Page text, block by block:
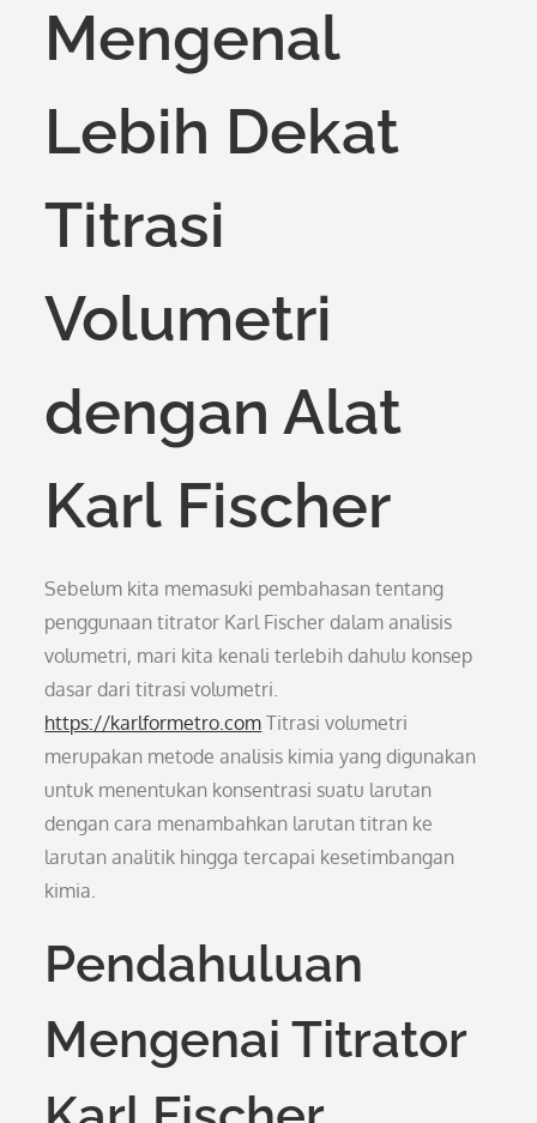
Mengenal
Lebih Dekat
Titrasi
Volumetri
dengan Alat
Karl Fischer
Sebelum kita memasuki pembahasan tentang
penggunaan titrator Karl Fischer dalam analisis
volumetri, mari kita kenali terlebih dahulu konsep
dasar dari titrasi volumetri.
https://karlformetro.com Titrasi volumetri
merupakan metode analisis kimia yang digunakan
untuk menentukan konsentrasi suatu larutan
dengan cara menambahkan larutan titran ke
larutan analitik hingga tercapai kesetimbangan
kimia.
Pendahuluan
Mengenai Titrator